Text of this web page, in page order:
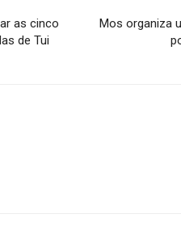
as cinco
de Tui
Mos organiza